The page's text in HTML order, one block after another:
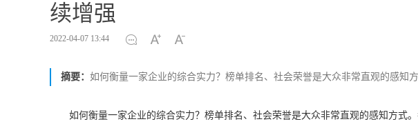
续增强
2022-04-07 13:44
摘要： 如何衡量一家企业的综合实力？榜单排名、社会荣誉是大众非常直观的感知方
如何衡量一家企业的综合实力？榜单排名、社会荣誉是大众非常直观的感知方式